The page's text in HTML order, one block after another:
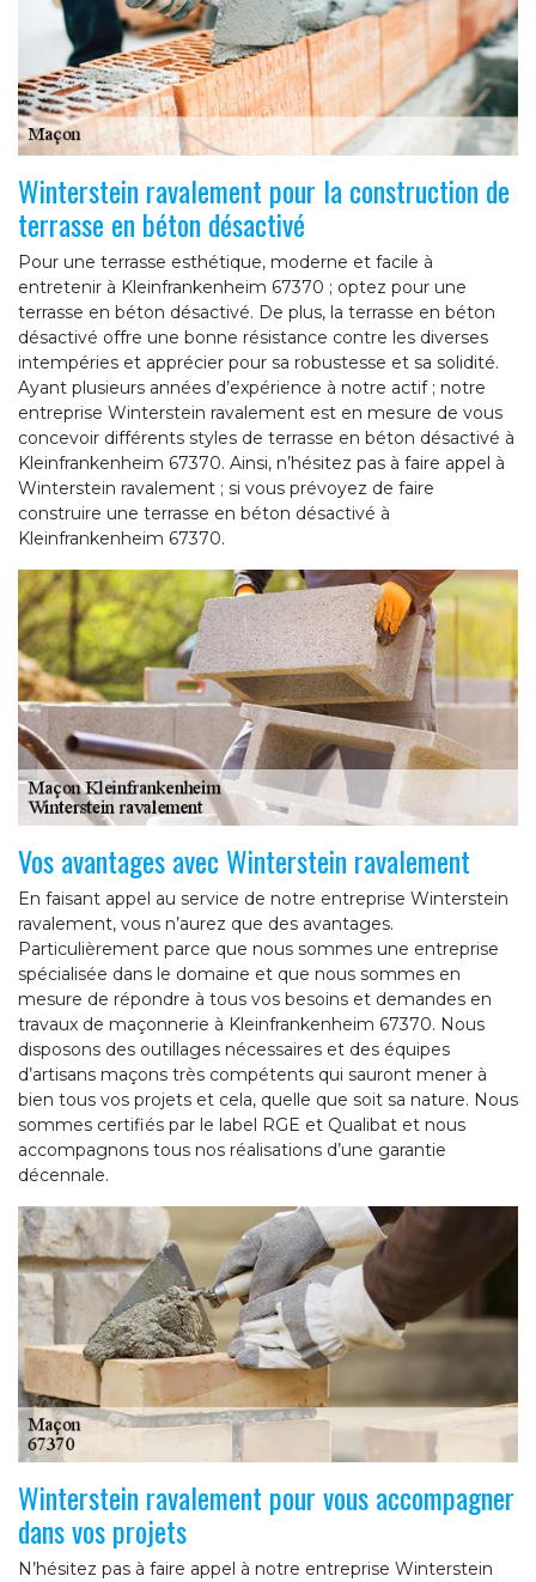
Winterstein ravalement pour la construction de
terrasse en béton désactivé
Pour une terrasse esthétique, moderne et facile à
entretenir à Kleinfrankenheim 67370 ; optez pour une
terrasse en béton désactivé. De plus, la terrasse en béton
désactivé offre une bonne résistance contre les diverses
intempéries et apprécier pour sa robustesse et sa solidité.
Ayant plusieurs années d’expérience à notre actif ; notre
entreprise Winterstein ravalement est en mesure de vous
concevoir différents styles de terrasse en béton désactivé à
Kleinfrankenheim 67370. Ainsi, n’hésitez pas à faire appel à
Winterstein ravalement ; si vous prévoyez de faire
construire une terrasse en béton désactivé à
Kleinfrankenheim 67370.
Vos avantages avec Winterstein ravalement
En faisant appel au service de notre entreprise Winterstein
ravalement, vous n’aurez que des avantages.
Particulièrement parce que nous sommes une entreprise
spécialisée dans le domaine et que nous sommes en
mesure de répondre à tous vos besoins et demandes en
travaux de maçonnerie à Kleinfrankenheim 67370. Nous
disposons des outillages nécessaires et des équipes
d’artisans maçons très compétents qui sauront mener à
bien tous vos projets et cela, quelle que soit sa nature. Nous
sommes certifiés par le label RGE et Qualibat et nous
accompagnons tous nos réalisations d’une garantie
décennale.
Winterstein ravalement pour vous accompagner
dans vos projets
N’hésitez pas à faire appel à notre entreprise Winterstein